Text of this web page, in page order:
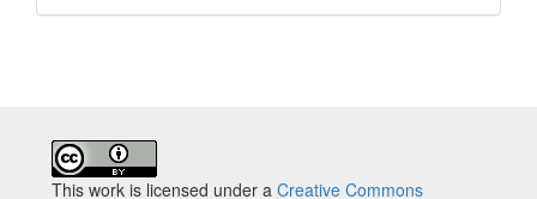
This work is licensed under a Creative Commons